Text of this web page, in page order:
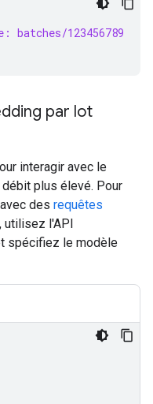
123456789
par lot
interagir avec le
plus élevé. Pour
des requêtes
, utilisez l'API
spécifiez le modèle